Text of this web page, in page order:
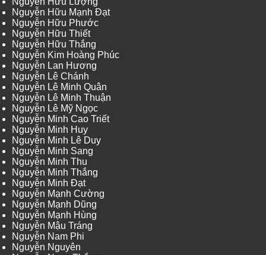
Nguyễn Hữu Mạnh Đạt
Nguyễn Hữu Phước
Nguyễn Hữu Thiết
Nguyễn Hữu Thắng
Nguyễn Kim Hoàng Phúc
Nguyễn Lan Hương
Nguyễn Lê Chánh
Nguyễn Lê Minh Quân
Nguyễn Lê Minh Thuận
Nguyễn Lê Mỹ Ngọc
Nguyễn Minh Cao Triết
Nguyễn Minh Huy
Nguyễn Minh Lê Duy
Nguyễn Minh Sang
Nguyễn Minh Thu
Nguyễn Minh Thắng
Nguyễn Minh Đạt
Nguyễn Mạnh Cường
Nguyễn Mạnh Dũng
Nguyễn Mạnh Hùng
Nguyễn Mậu Tráng
Nguyễn Nam Phi
Nguyễn Nguyên